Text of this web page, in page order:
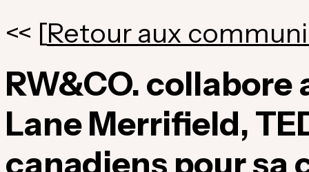
<< [Retour aux
RW&CO.
Lane Merrifield,